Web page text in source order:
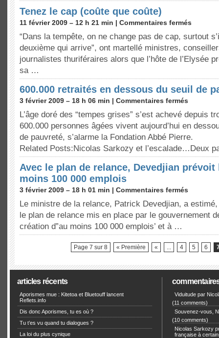
Tenez le cap (coûte que coûte)
11 février 2009 – 12 h 21 min | Commentaires fermés
“Dans la tempête, on ne change pas de cap, surtout
deuxième qui arrive”, ont martellé ministres,
journalistes thuriféraires alors que l’hôte de l’Elysée
sa …
600.000 retraités en dessous du seuil de
3 février 2009 – 18 h 06 min | Commentaires fermés
L’âge doré des “tempes grises” s’est achevé depuis
600.000 personnes âgées vivent aujourd’hui en
de pauvreté, s’alarme la Fondation Abbé Pierre.
Related Posts:Nicolas Sarkozy et l’escalade…Deux
Avec le plan de relance, Devedjian prévoit
moins 100 000 emplois
3 février 2009 – 18 h 01 min | Commentaires fermés
Le ministre de la relance, Patrick Devedjian, a
le plan de relance mis en place par le gouvernement
création d”au moins 100 000 emplois’ et à …
Page 7 sur 8 « Première « ... 4 5 6
articles récents
Aporismes mue : Kitetoa et Bluetouff lancent
Reflets.info
Dis donc Aporismes, tu es où ?
Tu t’es vu quand tu dialogues ?
La loi du plus cynique
Viduitude par
(11 comments)
Souvenez-vous,
(10 comments)
Nicolas Sarkozy
française à